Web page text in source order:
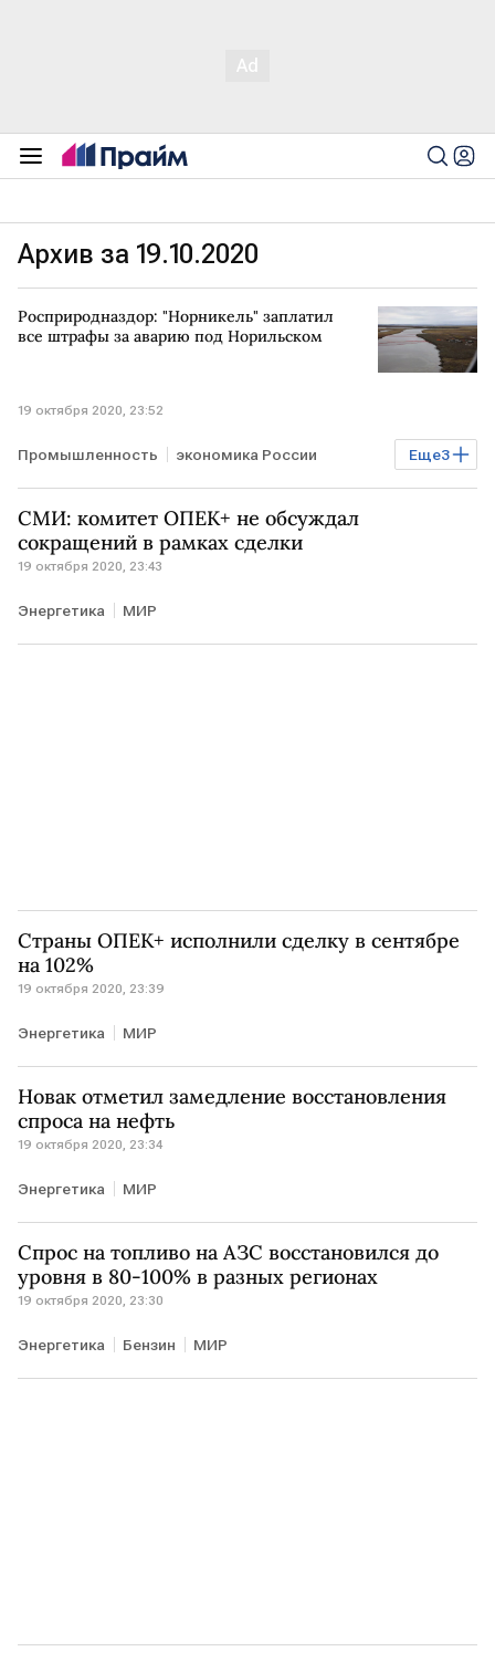
Архив за 19.10.2020
Росприродназдор: "Норникель" заплатил
все штрафы за аварию под Норильском
19 октября 2020, 23:52
Еще3
Промышленность экономика России
Экономика РОССИЯ ЧП в Норильске
СМИ: комитет ОПЕК+ не обсуждал
сокращений в рамках сделки
19 октября 2020, 23:43
Энергетика МИР
Страны ОПЕК+ исполнили сделку в сентябре
на 102%
19 октября 2020, 23:39
Энергетика МИР
Новак отметил замедление восстановления
спроса на нефть
19 октября 2020, 23:34
Энергетика МИР
Спрос на топливо на АЗС восстановился до
уровня в 80-100% в разных регионах
19 октября 2020, 23:30
Энергетика Бензин МИР